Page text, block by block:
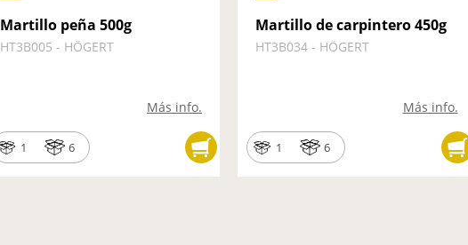
Martillo peña 500g
HT3B005 - HÖGERT
Más info.
1 6
Martillo de carpintero 450g
HT3B034 - HÖGERT
Más info.
1 6